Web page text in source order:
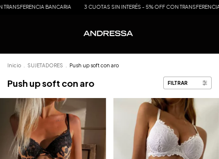
BANCARIA 3 CUOTAS SIN INTERÉS - 5% OFF CON TRANSFERENCIA BANCARIA
Inicio SUJETADORES Push up soft con aro
Push up soft con aro FILTRAR